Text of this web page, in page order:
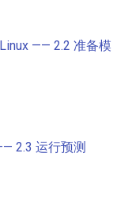
—— 2.2 准备模
2.3 运行预测